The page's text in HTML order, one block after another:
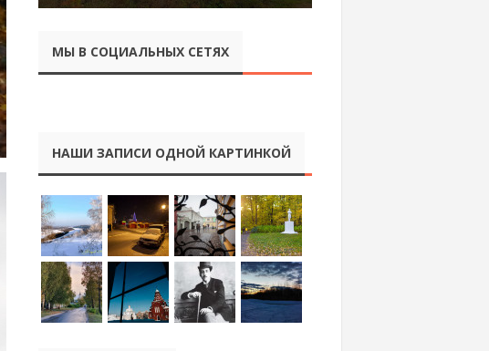
МЫ В СОЦИАЛЬНЫХ СЕТЯХ
НАШИ ЗАПИСИ ОДНОЙ КАРТИНКОЙ